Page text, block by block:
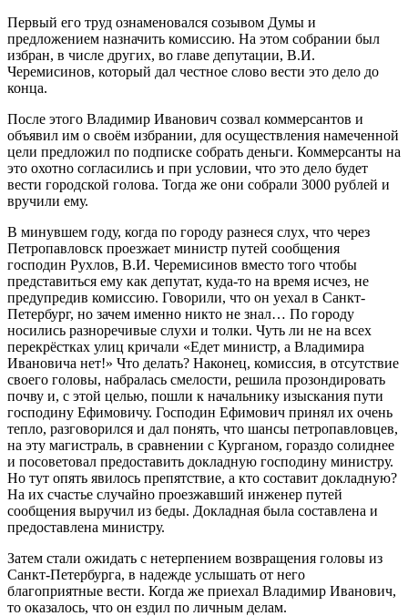
Первый его труд ознаменовался созывом Думы и
предложением назначить комиссию. На этом собрании был
избран, в числе других, во главе депутации, В.И.
Черемисинов, который дал честное слово вести это дело до
конца.
После этого Владимир Иванович созвал коммерсантов и
объявил им о своём избрании, для осуществления намеченной
цели предложил по подписке собрать деньги. Коммерсанты на
это охотно согласились и при условии, что это дело будет
вести городской голова. Тогда же они собрали 3000 рублей и
вручили ему.
В минувшем году, когда по городу разнеся слух, что через
Петропавловск проезжает министр путей сообщения
господин Рухлов, В.И. Черемисинов вместо того чтобы
представиться ему как депутат, куда-то на время исчез, не
предупредив комиссию. Говорили, что он уехал в Санкт-
Петербург, но зачем именно никто не знал… По городу
носились разноречивые слухи и толки. Чуть ли не на всех
перекрёстках улиц кричали «Едет министр, а Владимира
Ивановича нет!» Что делать? Наконец, комиссия, в отсутствие
своего головы, набралась смелости, решила прозондировать
почву и, с этой целью, пошли к начальнику изыскания пути
господину Ефимовичу. Господин Ефимович принял их очень
тепло, разговорился и дал понять, что шансы петропавловцев,
на эту магистраль, в сравнении с Курганом, гораздо солиднее
и посоветовал предоставить докладную господину министру.
Но тут опять явилось препятствие, а кто составит докладную?
На их счастье случайно проезжавший инженер путей
сообщения выручил из беды. Докладная была составлена и
предоставлена министру.
Затем стали ожидать с нетерпением возвращения головы из
Санкт-Петербурга, в надежде услышать от него
благоприятные вести. Когда же приехал Владимир Иванович,
то оказалось, что он ездил по личным делам.